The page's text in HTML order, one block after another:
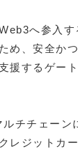
へ参入す
め、安全か
援するゲー
チチェーン
レジットカ